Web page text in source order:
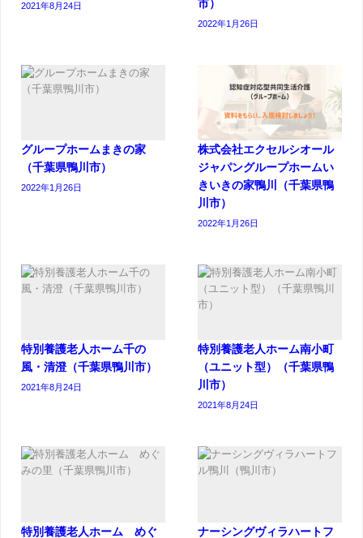
2021年8月24日 市）
2022年1月26日
グループホームまきの家
（千葉県鴨川市）
2022年1月26日
株式会社エクセルシオール
ジャパングループホームい
きいきの家鴨川（千葉県鴨
川市）
2022年1月26日
特別養護老人ホーム千の
風・清澄（千葉県鴨川市）
2021年8月24日
特別養護老人ホーム南小町
（ユニット型）（千葉県鴨
川市）
2021年8月24日
特別養護老人ホーム めぐ
ナーシングヴィラハートフ